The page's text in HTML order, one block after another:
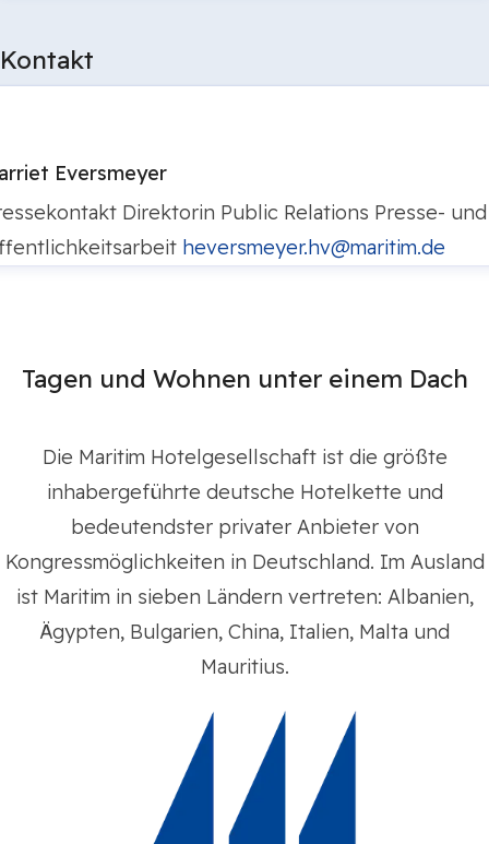
Kontakt
Eversmeyer
Direktorin Public Relations Presse- und
heversmeyer.hv@maritim.de
Tagen und Wohnen unter einem Dach
Die Maritim Hotelgesellschaft ist die größte
inhabergeführte deutsche Hotelkette und
bedeutendster privater Anbieter von
Kongressmöglichkeiten in Deutschland. Im Ausland
ist Maritim in sieben Ländern vertreten: Albanien,
Ägypten, Bulgarien, China, Italien, Malta und
Mauritius.